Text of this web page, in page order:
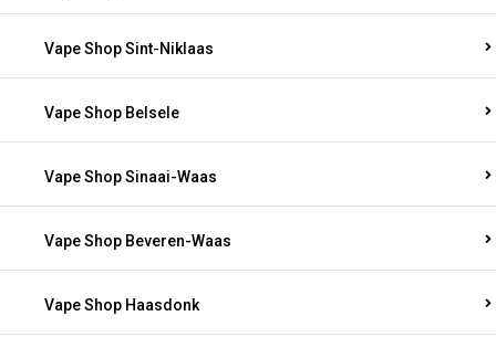
Vape Shop Sint-Niklaas
Vape Shop Belsele
Vape Shop Sinaai-Waas
Vape Shop Beveren-Waas
Vape Shop Haasdonk